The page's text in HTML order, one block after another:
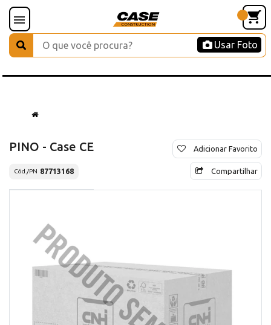
Usar Foto
PINO - Case CE
Cód./PN 87713168
Adicionar Favorito
Compartilhar